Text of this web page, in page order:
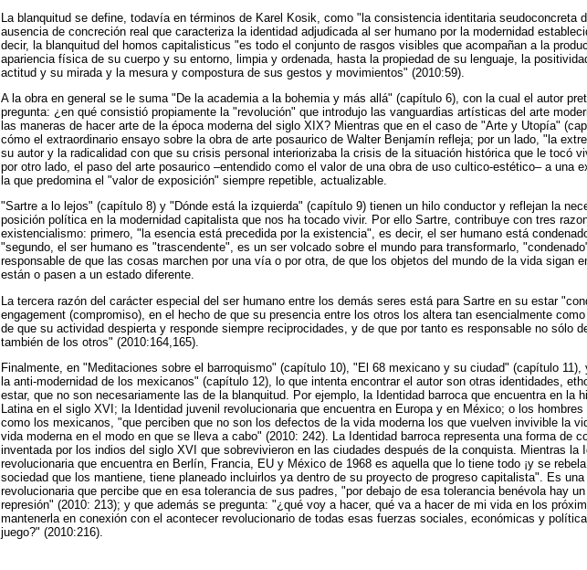
La blanquitud se define, todavía en términos de Karel Kosik, como "la consistencia identitaria seudoconcreta
ausencia de concreción real que caracteriza la identidad adjudicada al ser humano por la modernidad
decir, la blanquitud del homos capitalisticus "es todo el conjunto de rasgos visibles que acompañan a la
apariencia física de su cuerpo y su entorno, limpia y ordenada, hasta la propiedad de su lenguaje, la
actitud y su mirada y la mesura y compostura de sus gestos y movimientos" (2010:59).
A la obra en general se le suma "De la academia a la bohemia y más allá" (capítulo 6), con la cual el autor
pregunta: ¿en qué consistió propiamente la "revolución" que introdujo las vanguardias artísticas del arte
las maneras de hacer arte de la época moderna del siglo XIX? Mientras que en el caso de "Arte y Utopía"
cómo el extraordinario ensayo sobre la obra de arte posaurico de Walter Benjamín refleja; por un lado, "la
su autor y la radicalidad con que su crisis personal interiorizaba la crisis de la situación histórica que le tocó
por otro lado, el paso del arte posaurico –entendido como el valor de una obra de uso cultico-estético– a una
la que predomina el "valor de exposición" siempre repetible, actualizable.
"Sartre a lo lejos" (capítulo 8) y "Dónde está la izquierda" (capítulo 9) tienen un hilo conductor y reflejan la
posición política en la modernidad capitalista que nos ha tocado vivir. Por ello Sartre, contribuye con tres
existencialismo: primero, "la esencia está precedida por la existencia", es decir, el ser humano está
"segundo, el ser humano es "trascendente", es un ser volcado sobre el mundo para transformarlo,
responsable de que las cosas marchen por una vía o por otra, de que los objetos del mundo de la vida sigan
están o pasen a un estado diferente.
La tercera razón del carácter especial del ser humano entre los demás seres está para Sartre en su estar
engagement (compromiso), en el hecho de que su presencia entre los otros los altera tan esencialmente
de que su actividad despierta y responde siempre reciprocidades, y de que por tanto es responsable no sólo
también de los otros" (2010:164,165).
Finalmente, en "Meditaciones sobre el barroquismo" (capítulo 10), "El 68 mexicano y su ciudad" (capítulo 11),
la anti-modernidad de los mexicanos" (capítulo 12), lo que intenta encontrar el autor son otras identidades,
estar, que no son necesariamente las de la blanquitud. Por ejemplo, la Identidad barroca que encuentra en la
Latina en el siglo XVI; la Identidad juvenil revolucionaria que encuentra en Europa y en México; o los hombres
como los mexicanos, "que perciben que no son los defectos de la vida moderna los que vuelven invivible la
vida moderna en el modo en que se lleva a cabo" (2010: 242). La Identidad barroca representa una forma de
inventada por los indios del siglo XVI que sobrevivieron en las ciudades después de la conquista. Mientras la
revolucionaria que encuentra en Berlín, Francia, EU y México de 1968 es aquella que lo tiene todo ¡y se
sociedad que los mantiene, tiene planeado incluirlos ya dentro de su proyecto de progreso capitalista". Es una
revolucionaria que percibe que en esa tolerancia de sus padres, "por debajo de esa tolerancia benévola hay
represión" (2010: 213); y que además se pregunta: "¿qué voy a hacer, qué va a hacer de mi vida en los
mantenerla en conexión con el acontecer revolucionario de todas esas fuerzas sociales, económicas y
juego?" (2010:216).